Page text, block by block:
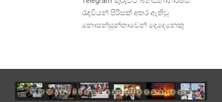
රැඳවියන් පිරිසක් අතර ඇතිවූ
නොසන්සුන්තාවෙන් දෙදෙනෙකු